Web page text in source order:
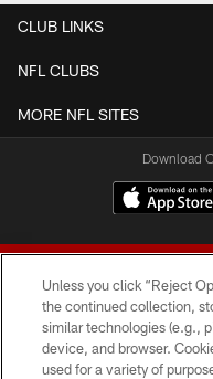
CLUB LINKS
NFL CLUBS
MORE NFL SITES
Download
© 2026 Forty
Unless you click “Reject
the continued collection,
similar technologies (e.g.,
device, and browser.
used for a variety of